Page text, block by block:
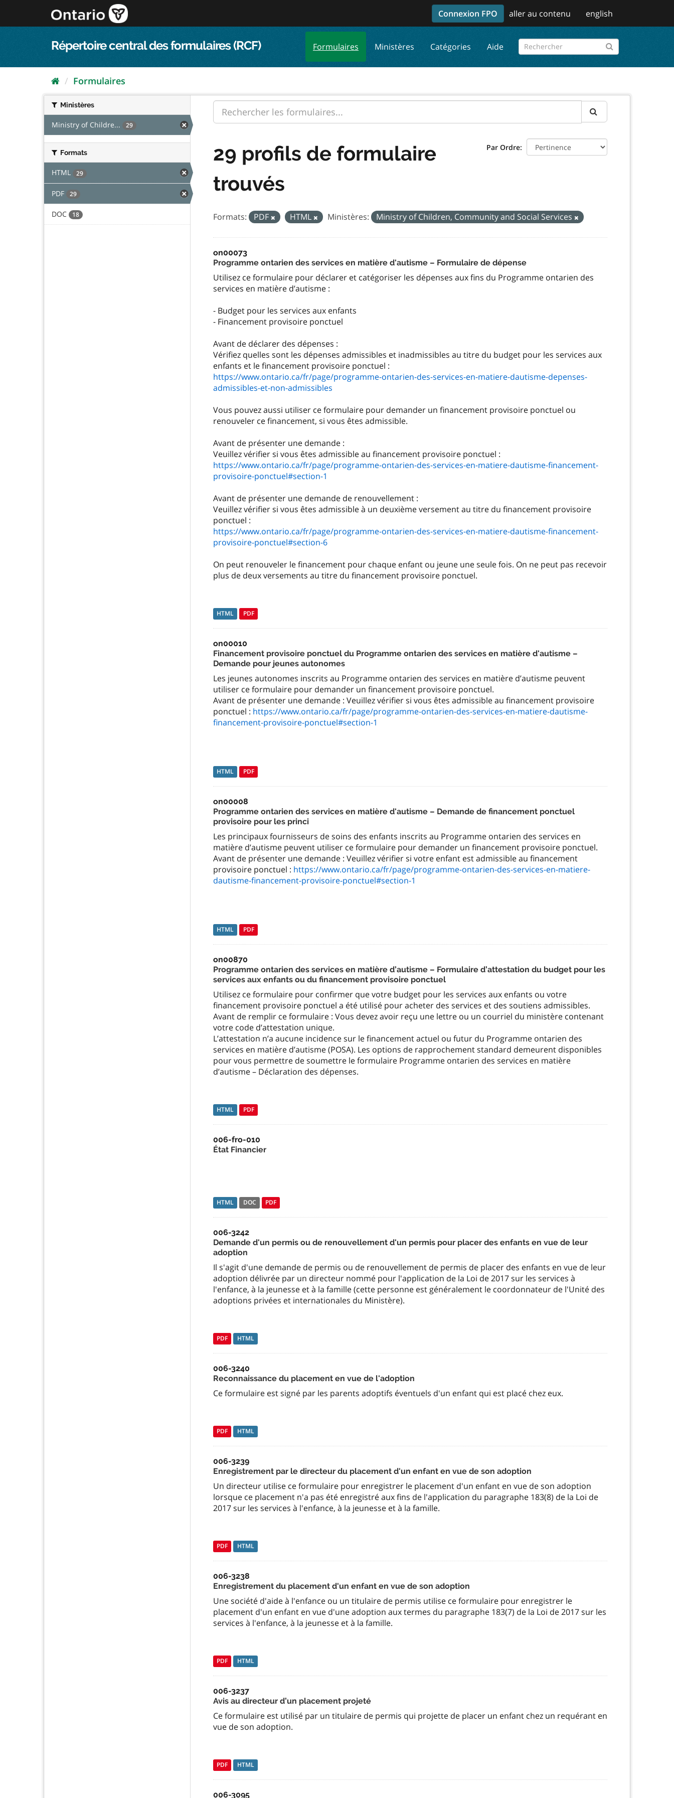
au
Connexion FPO aller au contenu english
Répertoire central des formulaires (RCF) Formulaires Ministères Catégories Aide
Formulaires
Ministères
Ministry of Childre... 29
Formats
HTML 29
PDF 29
DOC 18
Par Ordre
29 profils de formulaire
trouvés
Formats: PDF HTML Ministères: Ministry of Children, Community and Social Services
on00073
Programme ontarien des services en matière d'autisme – Formulaire de dépense
Utilisez ce formulaire pour déclarer et catégoriser les dépenses aux fins du Programme ontarien des
services en matière d’autisme :
- Budget pour les services aux enfants
- Financement provisoire ponctuel
Avant de déclarer des dépenses :
Vérifiez quelles sont les dépenses admissibles et inadmissibles au titre du budget pour les services aux
https://www.ontario.ca/fr/page/programme-ontarien-des-services-en-matiere-dautisme-depenses-
admissibles-et-non-admissibles
Vous pouvez aussi utiliser ce formulaire pour demander un financement provisoire ponctuel ou
renouveler ce financement, si vous êtes admissible.
Avant de présenter une demande :
https://www.ontario.ca/fr/page/programme-ontarien-des-services-en-matiere-dautisme-financement-
provisoire-ponctuel#section-1
Avant de présenter une demande de renouvellement :
Veuillez vérifier si vous êtes admissible à un deuxième versement au titre du financement provisoire
https://www.ontario.ca/fr/page/programme-ontarien-des-services-en-matiere-dautisme-financement-
provisoire-ponctuel#section-6
On peut renouveler le financement pour chaque enfant ou jeune une seule fois. On ne peut pas recevoir
plus de deux versements au titre du financement provisoire ponctuel.
HTML PDF
on00010
Financement provisoire ponctuel du Programme ontarien des services en matière d'autisme –
Demande pour jeunes autonomes
Les jeunes autonomes inscrits au Programme ontarien des services en matière d’autisme peuvent
utiliser ce formulaire pour demander un financement provisoire ponctuel.
Avant de présenter une demande : Veuillez vérifier si vous êtes admissible au financement provisoire
ponctuel : https://www.ontario.ca/fr/page/programme-ontarien-des-services-en-matiere-dautisme-
financement-provisoire-ponctuel#section-1
HTML PDF
on00008
Programme ontarien des services en matière d'autisme – Demande de financement ponctuel
provisoire pour les princi
Les principaux fournisseurs de soins des enfants inscrits au Programme ontarien des services en
matière d’autisme peuvent utiliser ce formulaire pour demander un financement provisoire ponctuel.
Avant de présenter une demande : Veuillez vérifier si votre enfant est admissible au financement
provisoire ponctuel : https://www.ontario.ca/fr/page/programme-ontarien-des-services-en-matiere-
dautisme-financement-provisoire-ponctuel#section-1
HTML PDF
on00870
Programme ontarien des services en matière d’autisme – Formulaire d’attestation du budget pour les
services aux enfants ou du financement provisoire ponctuel
Utilisez ce formulaire pour confirmer que votre budget pour les services aux enfants ou votre
financement provisoire ponctuel a été utilisé pour acheter des services et des soutiens admissibles.
Avant de remplir ce formulaire : Vous devez avoir reçu une lettre ou un courriel du ministère contenant
votre code d’attestation unique.
L’attestation n’a aucune incidence sur le financement actuel ou futur du Programme ontarien des
services en matière d’autisme (POSA). Les options de rapprochement standard demeurent disponibles
pour vous permettre de soumettre le formulaire Programme ontarien des services en matière
d’autisme – Déclaration des dépenses.
HTML PDF
006-fro-010
État Financier
HTML DOC PDF
006-3242
Demande d'un permis ou de renouvellement d'un permis pour placer des enfants en vue de leur
adoption
Il s'agit d'une demande de permis ou de renouvellement de permis de placer des enfants en vue de leur
adoption délivrée par un directeur nommé pour l'application de la Loi de 2017 sur les services à
l'enfance, à la jeunesse et à la famille (cette personne est généralement le coordonnateur de l'Unité des
adoptions privées et internationales du Ministère).
PDF HTML
006-3240
Reconnaissance du placement en vue de l'adoption
Ce formulaire est signé par les parents adoptifs éventuels d'un enfant qui est placé chez eux.
PDF HTML
006-3239
Enregistrement par le directeur du placement d'un enfant en vue de son adoption
Un directeur utilise ce formulaire pour enregistrer le placement d'un enfant en vue de son adoption
lorsque ce placement n'a pas été enregistré aux fins de l'application du paragraphe 183(8) de la Loi de
2017 sur les services à l'enfance, à la jeunesse et à la famille.
PDF HTML
006-3238
Enregistrement du placement d'un enfant en vue de son adoption
Une société d'aide à l'enfance ou un titulaire de permis utilise ce formulaire pour enregistrer le
placement d'un enfant en vue d'une adoption aux termes du paragraphe 183(7) de la Loi de 2017 sur les
services à l'enfance, à la jeunesse et à la famille.
PDF HTML
006-3237
Avis au directeur d’un placement projeté
Ce formulaire est utilisé par un titulaire de permis qui projette de placer un enfant chez un requérant en
vue de son adoption.
PDF HTML
006-3095